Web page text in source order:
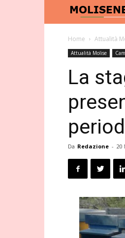
Home Attualità
Attualità Molise
La
Da Redazione - 20